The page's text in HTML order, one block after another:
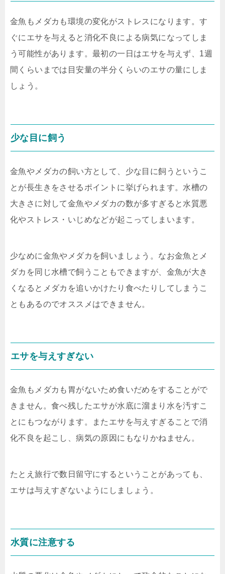
金魚もメダカも環境の変化がストレスになります。す
ぐにエサを与えると消化不良による病気になってしま
う可能性があります。最初の一日はエサを与えず、1週
間くらいまでは目安量の半分くらいのエサの量にしま
しょう。
少な目に飼う
金魚やメダカの飼い方として、少な目に飼うというこ
とが長生きをさせるポイントに挙げられます。水槽の
大きさに対して金魚やメダカの数が多すぎると水質悪
化やストレス・いじめなどが起こってしまいます。
少なめに金魚やメダカを飼いましょう。なお金魚とメ
ダカを同じ水槽で飼うこともできますが、金魚が大き
くなるとメダカを追いかけたり食べたりしてしまうこ
ともあるのでオススメはできません。
エサを与えすぎない
金魚もメダカも胃がないため食いだめをすることがで
きません。食べ残したエサが水底に溜まり水を汚すこ
とにもつながります。またエサを与えすぎることで消
化不良を起こし、病気の原因にもなりかねません。
たとえ旅行で数日留守にするということがあっても、
エサは与えすぎないようにしましょう。
水質に注意する